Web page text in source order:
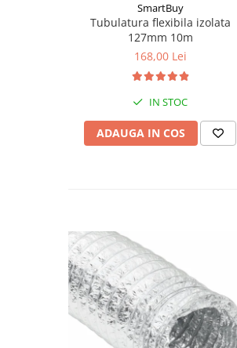
SmartBuy
Tubulatura flexibila izolata
127mm 10m
168,00 Lei
IN STOC
ADAUGA IN COS